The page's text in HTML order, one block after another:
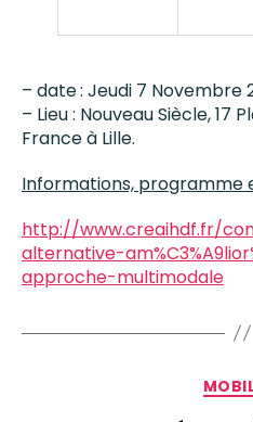
– date: Jeudi 7 Novembre
– Lieu : Nouveau Siècle, 17
France à Lille.
Informations, programme
http://www.creaihdf.fr/
alternative-
approche-multimodale